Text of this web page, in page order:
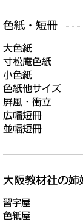
大色紙
寸松庵色紙
小色紙
色紙他サイズ
屛風・衝立
広幅短冊
並幅短冊
習字屋
色紙屋